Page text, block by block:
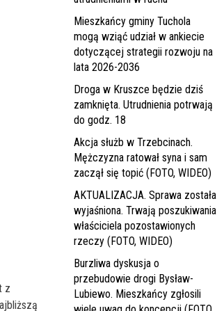
z
Mieszkańcy gminy Tuchola
mogą wziąć udział w ankiecie
dotyczącej strategii rozwoju na
lata 2026-2036
Droga w Kruszce będzie dziś
zamknięta. Utrudnienia potrwają
do godz. 18
Akcja służb w Trzebcinach.
Mężczyzna ratował syna i sam
zaczął się topić (FOTO, WIDEO)
AKTUALIZACJA. Sprawa została
wyjaśniona. Trwają poszukiwania
właściciela pozostawionych
rzeczy (FOTO, WIDEO)
Burzliwa dyskusja o
przebudowie drogi Bysław-
Lubiewo. Mieszkańcy zgłosili